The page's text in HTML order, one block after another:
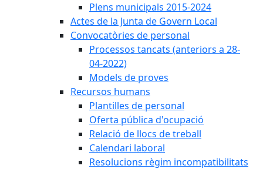
Plens municipals 2015-2024
Actes de la Junta de Govern Local
Convocatòries de personal
Processos tancats (anteriors a 28-
04-2022)
Models de proves
Recursos humans
Plantilles de personal
Oferta pública d'ocupació
Relació de llocs de treball
Calendari laboral
Resolucions règim incompatibilitats